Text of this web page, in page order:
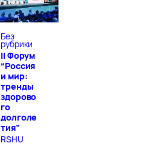
Без
рубрики
II Форум
“Россия
и мир:
тренды
здорово
го
долголе
тия”
RSHU